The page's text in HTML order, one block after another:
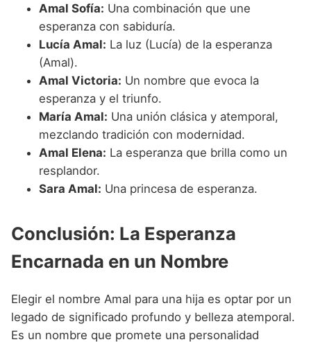
Amal Sofía: Una combinación que une
esperanza con sabiduría.
Lucía Amal: La luz (Lucía) de la esperanza
(Amal).
Amal Victoria: Un nombre que evoca la
esperanza y el triunfo.
María Amal: Una unión clásica y atemporal,
mezclando tradición con modernidad.
Amal Elena: La esperanza que brilla como un
resplandor.
Sara Amal: Una princesa de esperanza.
Conclusión: La Esperanza
Encarnada en un Nombre
Elegir el nombre Amal para una hija es optar por un
legado de significado profundo y belleza atemporal.
Es un nombre que promete una personalidad